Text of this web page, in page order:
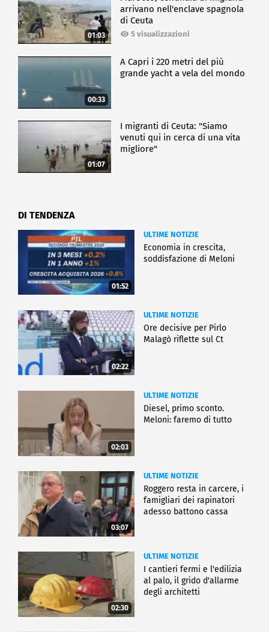
01:03
arrivano nell'enclave spagnola
di Ceuta
5 visualizzazioni
00:33
A Capri i 220 metri del più
grande yacht a vela del mondo
01:07
I migranti di Ceuta: "Siamo
venuti qui in cerca di una vita
migliore"
DI TENDENZA
01:52
ULTIME NOTIZIE
Economia in crescita,
soddisfazione di Meloni
02:22
ULTIME NOTIZIE
Ore decisive per Pirlo
Malagò riflette sul Ct
02:03
ULTIME NOTIZIE
Diesel, primo sconto.
Meloni: faremo di tutto
03:07
ULTIME NOTIZIE
Roggero resta in carcere, i
famigliari dei rapinatori
adesso battono cassa
02:30
ULTIME NOTIZIE
I cantieri fermi e l'edilizia
al palo, il grido d'allarme
degli architetti